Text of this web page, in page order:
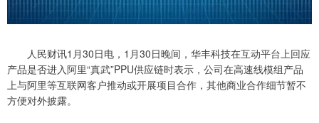
人民财讯1月30日电，1月30日晚间，华丰科技在互动平台上回应
产品是否进入阿里“真武”PPU供应链时表示，公司在高速线模组产品
上与阿里等互联网客户推动或开展项目合作，其他商业合作细节暂不
方便对外披露。